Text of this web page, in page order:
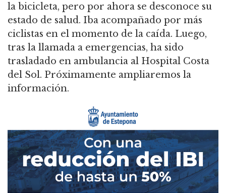
la bicicleta, pero por ahora se desconoce su
estado de salud. Iba acompañado por más
ciclistas en el momento de la caída. Luego,
tras la llamada a emergencias, ha sido
trasladado en ambulancia al Hospital Costa
del Sol. Próximamente ampliaremos la
información.